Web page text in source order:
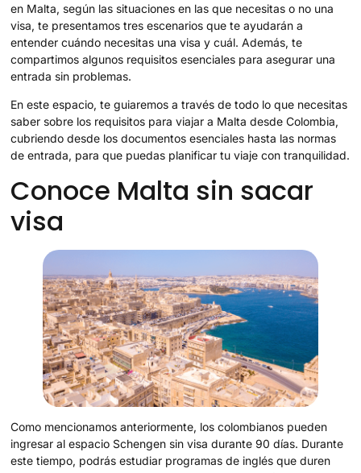
en Malta, según las situaciones en las que necesitas o no una
visa, te presentamos tres escenarios que te ayudarán a
entender cuándo necesitas una visa y cuál. Además, te
compartimos algunos requisitos esenciales para asegurar una
entrada sin problemas.
En este espacio, te guiaremos a través de todo lo que necesitas
saber sobre los requisitos para viajar a Malta desde Colombia,
cubriendo desde los documentos esenciales hasta las normas
de entrada, para que puedas planificar tu viaje con tranquilidad.
Conoce Malta sin sacar
visa
Como mencionamos anteriormente, los colombianos pueden
ingresar al espacio Schengen sin visa durante 90 días. Durante
este tiempo, podrás estudiar programas de inglés que duren